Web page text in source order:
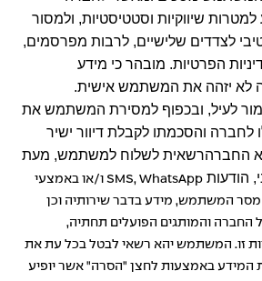
שיווקיות וסטטיסטיות, ולמסור
לצדדים שלישיים, לרבות מפרסמים,
הפרטיות. מובהר כי מידע
לא יזהה את המשתמש אישית.
לעיל, ובכפוף למסירת המשתמש את
והסכמתו לקבלת דיוור ישיר
החברהרשאית לשלוח למשתמש, מעת
הודעות SMS, WhatsApp ו/או באמצעי
המשתמש, מידע בדבר שירותיה וכן
החברה והמותגים הפועלים תחתיה,
זו. המשתמש יהא רשאי לבטל בכל עת את
המידע באמצעות לחצן "הסרה" אשר יופיע